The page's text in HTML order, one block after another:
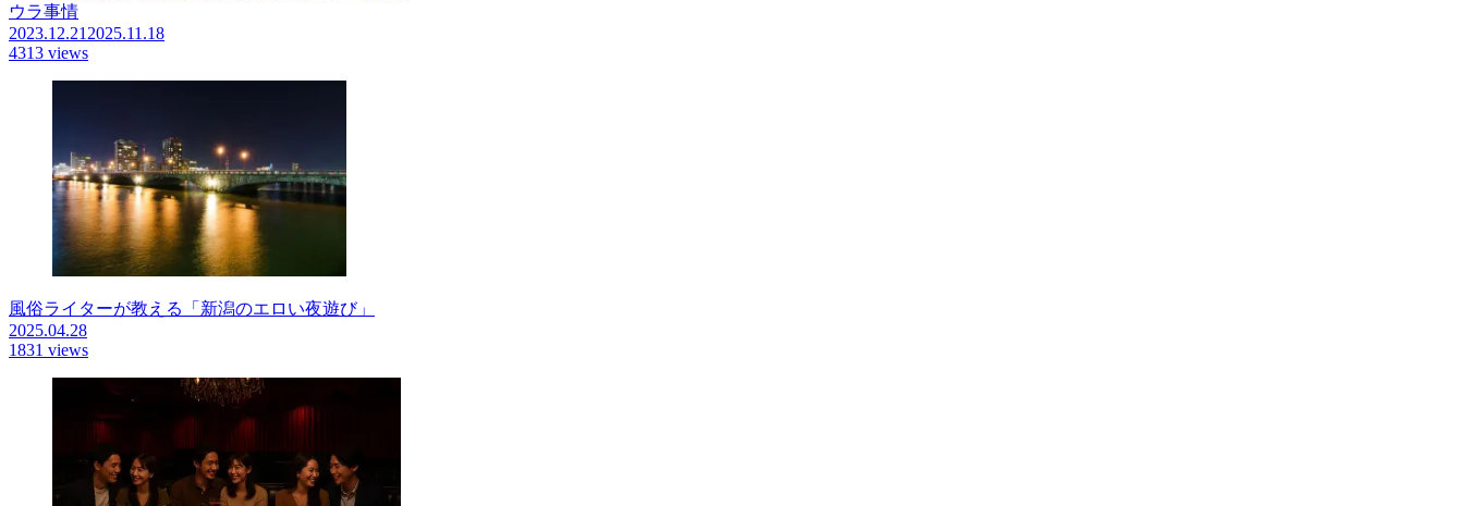
ウラ事情
2023.12.21 2025.11.18
4313 views
風俗ライターが教える「新潟のエロい夜遊び」
2025.04.28
1831 views